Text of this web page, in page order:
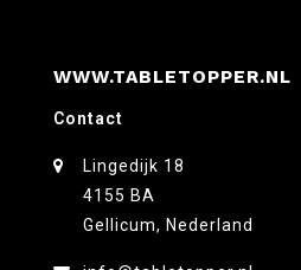
WWW.TABLETOPPER.NL
Contact
Lingedijk 18
4155 BA
Gellicum, Nederland